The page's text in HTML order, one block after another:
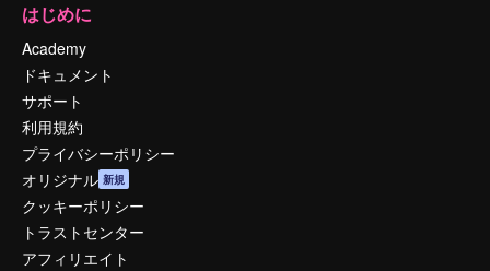
はじめに
Academy
ドキュメント
サポート
利用規約
プライバシーポリシー
オリジナル 新規
クッキーポリシー
トラストセンター
アフィリエイト